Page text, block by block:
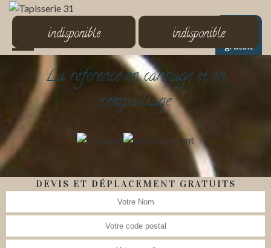
Devis
gratuit
indisponible indisponible
La référence en cannage et en
rempaillage
DEVIS ET DÉPLACEMENT GRATUITS